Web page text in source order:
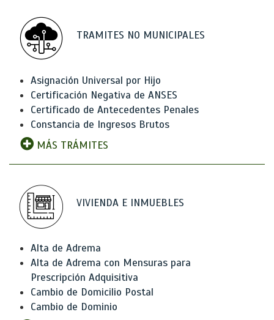
TRAMITES NO MUNICIPALES
Asignación Universal por Hijo
Certificación Negativa de ANSES
Certificado de Antecedentes Penales
Constancia de Ingresos Brutos
MÁS TRÁMITES
VIVIENDA E INMUEBLES
Alta de Adrema
Alta de Adrema con Mensuras para
Prescripción Adquisitiva
Cambio de Domicilio Postal
Cambio de Dominio